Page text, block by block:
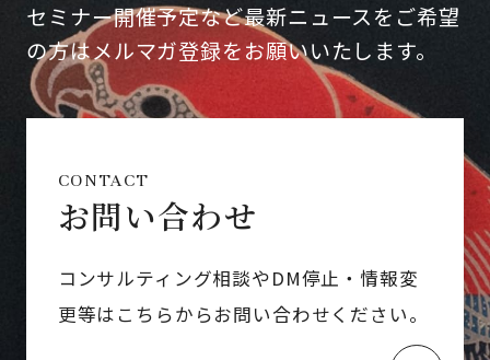
セミナー開催予定など最新ニュースをご希望
の方はメルマガ登録をお願いいたします。
CONTACT
お問い合わせ
コンサルティング相談やDM停止・情報変
更等はこちらからお問い合わせください。